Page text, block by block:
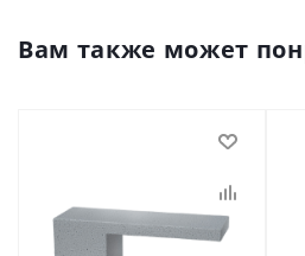
Вам также может